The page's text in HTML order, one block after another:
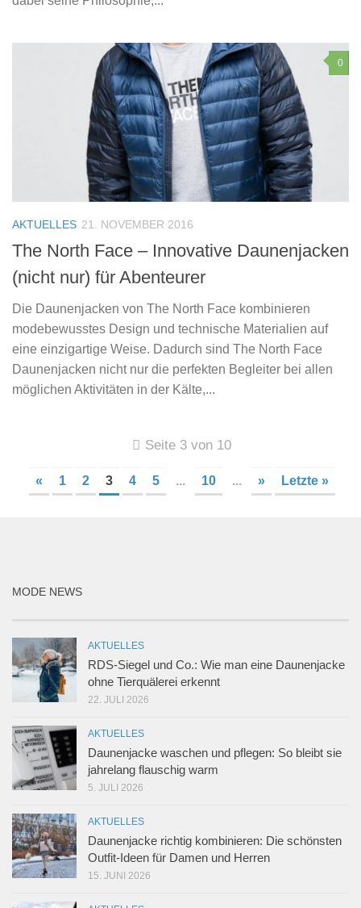
0
AKTUELLES 21. NOVEMBER 2016
The North Face – Innovative Daunenjacken
(nicht nur) für Abenteurer
Die Daunenjacken von The North Face kombinieren
modebewusstes Design und technische Materialien auf
eine einzigartige Weise. Dadurch sind The North Face
Daunenjacken nicht nur die perfekten Begleiter bei allen
möglichen Aktivitäten in der Kälte,...
Seite 3 von 10
« 1 2 3 4 5 ... 10 ... » Letzte »
MODE NEWS
AKTUELLES
RDS-Siegel und Co.: Wie man eine Daunenjacke
ohne Tierquälerei erkennt
22. JULI 2026
AKTUELLES
Daunenjacke waschen und pflegen: So bleibt sie
jahrelang flauschig warm
5. JULI 2026
AKTUELLES
Daunenjacke richtig kombinieren: Die schönsten
Outfit-Ideen für Damen und Herren
15. JUNI 2026